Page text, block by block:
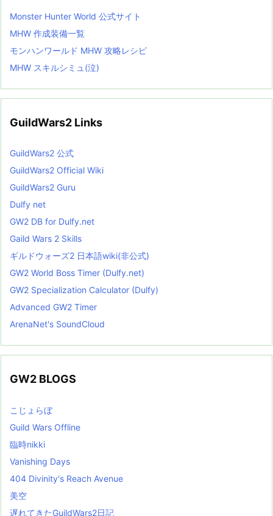
Monster Hunter World 公式サイト
MHW 作成装備一覧
モンハンワールド MHW 攻略レシピ
MHW スキルシミュ(泣)
GuildWars2 Links
GuildWars2 公式
GuildWars2 Official Wiki
GuildWars2 Guru
Dulfy net
GW2 DB for Dulfy.net
Gaild Wars 2 Skills
ギルドウォーズ2 日本語wiki(非公式)
GW2 World Boss Timer (Dulfy.net)
GW2 Specialization Calculator (Dulfy)
Advanced GW2 Timer
ArenaNet's SoundCloud
GW2 BLOGS
こじょらぼ
Guild Wars Offline
臨時nikki
Vanishing Days
404 Divinity's Reach Avenue
美空
遅れてきたGuildWars2日記